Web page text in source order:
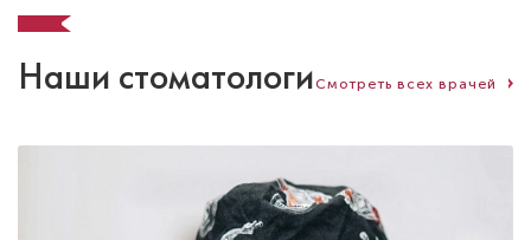
Наши стоматологиСмотреть всех врачей